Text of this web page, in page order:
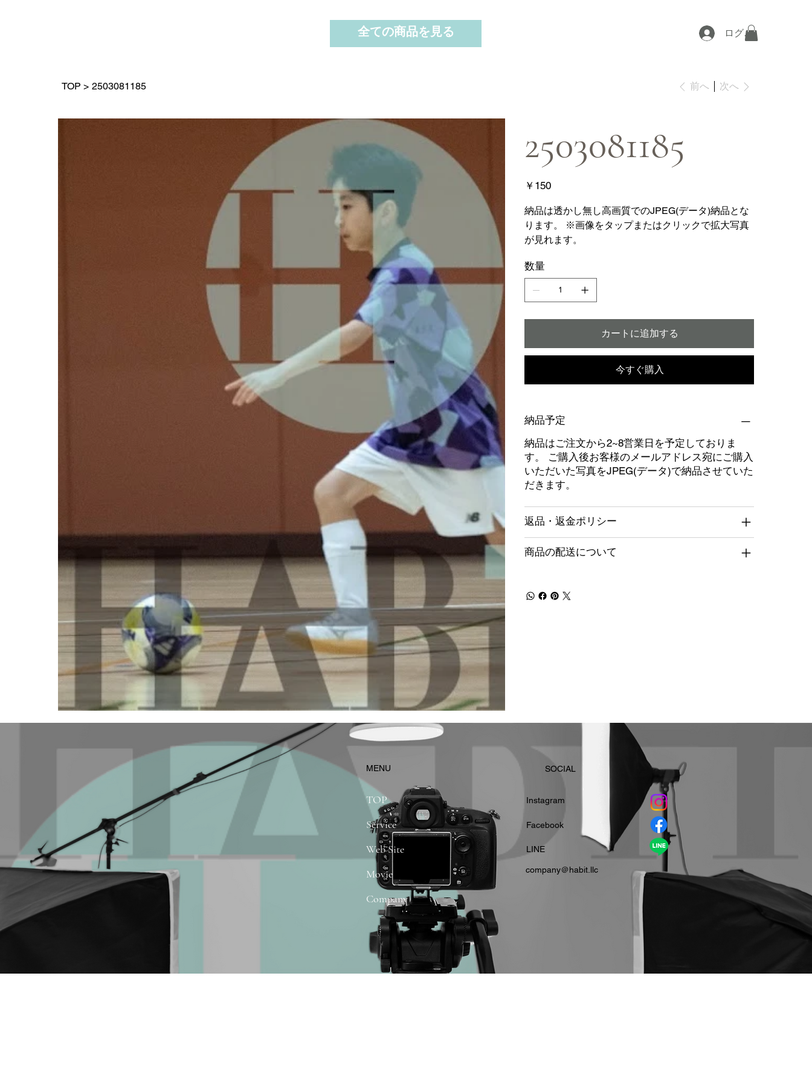
ログイン
全ての商品を見る
TOP > 2503081185 前へ 次へ
2503081185
価
格
￥150
納品は透かし無し高画質でのJPEG(データ)納品とな
ります。 ※画像をタップまたはクリックで拡大写真
が見れます。
数量
カートに追加する
今すぐ購入
納品予定
納品はご注文から2~8営業日を予定しておりま
す。 ご購入後お客様のメールアドレス宛にご購入
いただいた写真をJPEG(データ)で納品させていた
だきます。
返品・返金ポリシー
商品の配送について
​MENU
TOP
Service
Web Site
Movie
Company
​SOCIAL
Instagram
​Facebook
​LINE
company＠habit.llc